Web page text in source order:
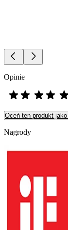
Opinie
Oceń ten produkt
Nagrody